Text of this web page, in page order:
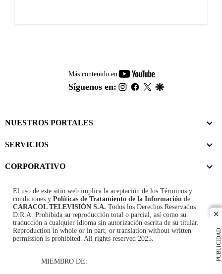
PUBLICIDAD
Más contenido en
youtube-
footer
Síguenos en: instagram
facebook
twitter
NUESTROS PORTALES
SERVICIOS
CORPORATIVO
El uso de este sitio web implica la aceptación de los Términos y
condiciones y Políticas de Tratamiento de la Información de
CARACOL TELEVISIÓN S.A. Todos los Derechos Reservados
D.R.A. Prohibida su reproducción total o parcial, así como su
traducción a cualquier idioma sin autorización escrita de su titular.
Reproduction in whole or in part, or translation without written
permission is prohibited. All rights reserved 2025.
MIEMBRO DE: